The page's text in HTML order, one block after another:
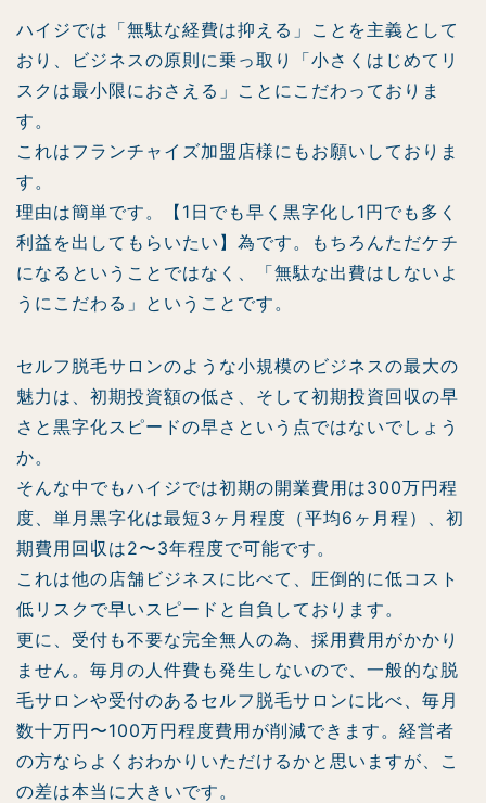
ハイジでは「無駄な経費は抑える」ことを主義として
おり、ビジネスの原則に乗っ取り「小さくはじめてリ
スクは最小限におさえる」ことにこだわっておりま
す。
これはフランチャイズ加盟店様にもお願いしておりま
す。
理由は簡単です。【1日でも早く黒字化し1円でも多く
利益を出してもらいたい】為です。もちろんただケチ
になるということではなく、「無駄な出費はしないよ
うにこだわる」ということです。
セルフ脱毛サロンのような小規模のビジネスの最大の
魅力は、初期投資額の低さ、そして初期投資回収の早
さと黒字化スピードの早さという点ではないでしょう
か。
そんな中でもハイジでは初期の開業費用は300万円程
度、単月黒字化は最短3ヶ月程度（平均6ヶ月程）、初
期費用回収は2〜3年程度で可能です。
これは他の店舗ビジネスに比べて、圧倒的に低コスト
低リスクで早いスピードと自負しております。
更に、受付も不要な完全無人の為、採用費用がかかり
ません。毎月の人件費も発生しないので、一般的な脱
毛サロンや受付のあるセルフ脱毛サロンに比べ、毎月
数十万円〜100万円程度費用が削減できます。経営者
の方ならよくおわかりいただけるかと思いますが、こ
の差は本当に大きいです。